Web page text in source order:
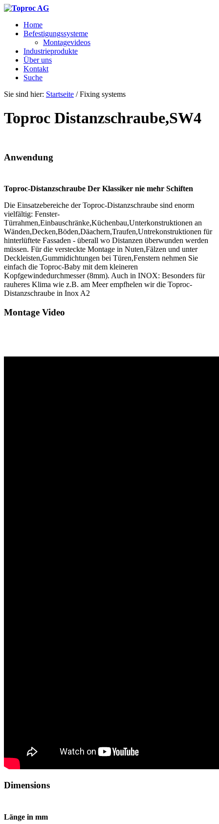
Home
Befestigungssysteme
Montagevideos
Industrieprodukte
Über uns
Kontakt
Suche
Sie sind hier: Startseite / Fixing systems
Toproc Distanzschraube,SW4
Anwendung
Toproc-Distanzschraube Der Klassiker nie mehr Schiften
Die Einsatzebereiche der Toproc-Distanzschraube sind enorm
vielfältig: Fenster-
Türrahmen,Einbauschränke,Küchenbau,Unterkonstruktionen an
Wänden,Decken,Böden,Däachern,Traufen,Untrekonstruktionen für
hinterlüftete Fassaden - überall wo Distanzen überwunden werden
müssen. Für die versteckte Montage in Nuten,Fälzen und unter
Deckleisten,Gummidichtungen bei Türen,Fenstern nehmen Sie
einfach die Toproc-Baby mit dem kleineren
Kopfgewindedurchmesser (8mm). Auch in INOX: Besonders für
rauheres Klima wie z.B. am Meer empfhelen wir die Toproc-
Distanzschraube in Inox A2
Montage Video
Dimensions
Länge in mm